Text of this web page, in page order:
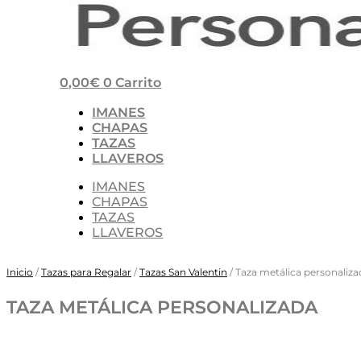
0,00€ 0 Carrito
IMANES
CHAPAS
TAZAS
LLAVEROS
IMANES
CHAPAS
TAZAS
LLAVEROS
Inicio /Tazas para Regalar /Tazas San Valentin / Taza metálica
TAZA METÁLICA PERSONALIZADA